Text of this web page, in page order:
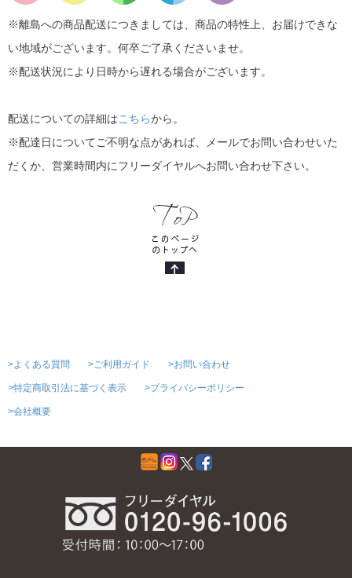
※離島への商品配送につきましては、商品の特性上、お届けできな
い地域がございます。何卒ご了承くださいませ。
※配送状況により日時から遅れる場合がございます。
配送についての詳細はこちらから。
※配達日についてご不明な点があれば、メールでお問い合わせいた
だくか、営業時間内にフリーダイヤルへお問い合わせ下さい。
>よくある質問 >ご利用ガイド >お問い合わせ
>特定商取引法に基づく表示 >プライバシーポリシー
>会社概要